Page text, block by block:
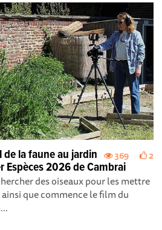
369 2
la faune au jardin
Espèces 2026 de Cambrai
des oiseaux pour les mettre
que commence le film du